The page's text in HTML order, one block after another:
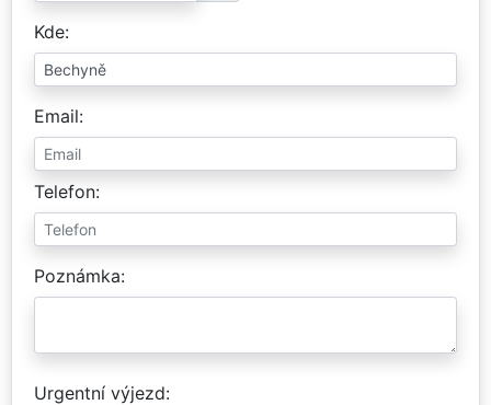
Kde
Email
Telefon
Poznámka
Urgentní výjezd